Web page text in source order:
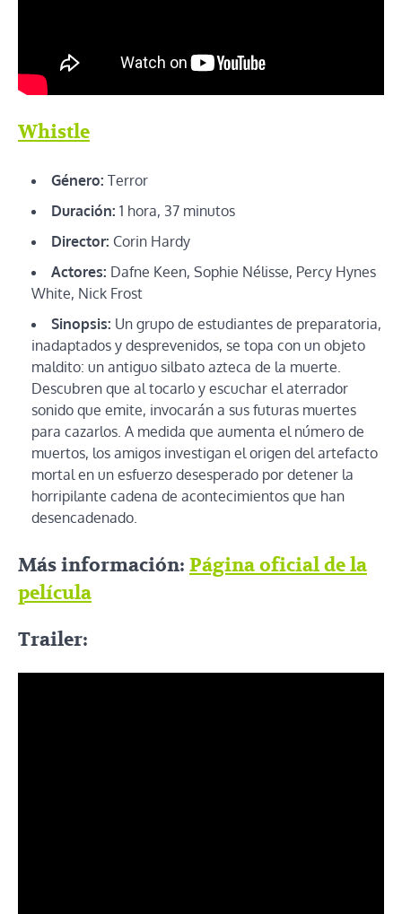
Whistle
Género: Terror
Duración: 1 hora, 37 minutos
Director: Corin Hardy
Actores: Dafne Keen, Sophie Nélisse, Percy Hynes
White, Nick Frost
Sinopsis: Un grupo de estudiantes de preparatoria,
inadaptados y desprevenidos, se topa con un objeto
maldito: un antiguo silbato azteca de la muerte.
Descubren que al tocarlo y escuchar el aterrador
sonido que emite, invocarán a sus futuras muertes
para cazarlos. A medida que aumenta el número de
muertos, los amigos investigan el origen del artefacto
mortal en un esfuerzo desesperado por detener la
horripilante cadena de acontecimientos que han
desencadenado.
Más información: Página oficial de la
película
Trailer: